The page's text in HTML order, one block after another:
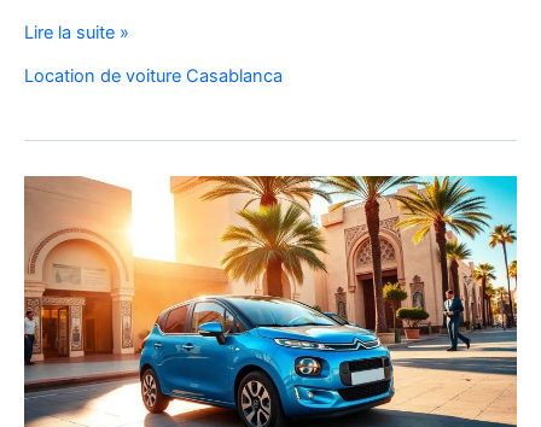
Location
208
Diesel
à
Casablanca
Louer
Facilement
Lire la suite »
Location de voiture Casablanca